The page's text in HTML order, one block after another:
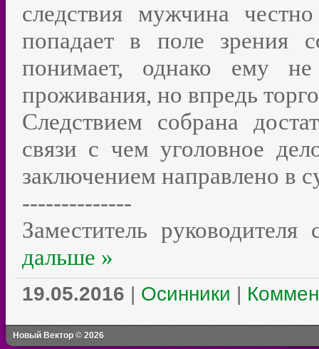
следствия мужчина
попадает в поле зрения
понимает, однако ему
проживания, но впредь
Следствием собрана
связи с чем уголовное
заключением направлено в
--------------
Заместитель
дальше »
19.05.2016 | Осинники |
Новый Вектор © 2026